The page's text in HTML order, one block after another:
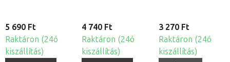
5 690 Ft
Raktáron (24ó
kiszállítás)
4 740 Ft
Raktáron (24ó
kiszállítás)
3 270 Ft
Raktáron (24ó
kiszállítás)